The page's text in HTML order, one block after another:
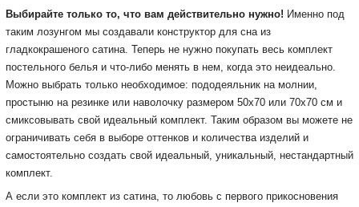
Выбирайте только то, что вам действительно нужно! Именно под
таким лозунгом мы создавали конструктор для сна из
гладкокрашеного сатина. Теперь не нужно покупать весь комплект
постельного белья и что-либо менять в нем, когда это неидеально.
Можно выбрать только необходимое: пододеяльник на молнии,
простыню на резинке или наволочку размером 50х70 или 70х70 см и
смиксовывать свой идеальный комплект. Таким образом вы можете не
ограничивать себя в выборе оттенков и количества изделий и
самостоятельно создать свой идеальный, уникальный, нестандартный
комплект.
А если это комплект из сатина, то любовь с первого прикосновения